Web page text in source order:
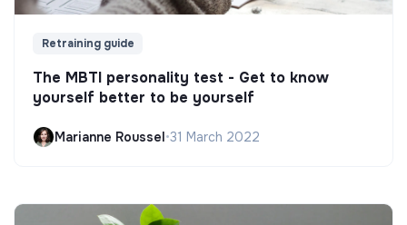
Retraining guide
The MBTI personality test - Get to know
yourself better to be yourself
Marianne Roussel•31 March 2022